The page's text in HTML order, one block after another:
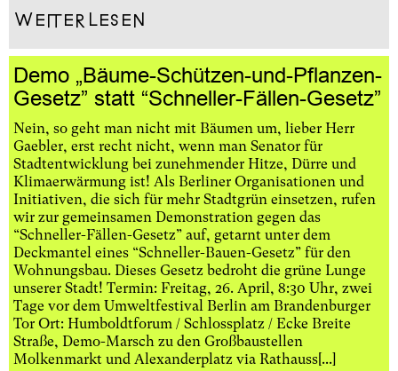
Weiterlesen
Demo „Bäume-Schützen-und-Pflanzen-
Gesetz” statt “Schneller-Fällen-Gesetz”
Nein, so geht man nicht mit Bäumen um, lieber Herr
Gaebler, erst recht nicht, wenn man Senator für
Stadtentwicklung bei zunehmender Hitze, Dürre und
Klimaerwärmung ist! Als Berliner Organisationen und
Initiativen, die sich für mehr Stadtgrün einsetzen, rufen
wir zur gemeinsamen Demonstration gegen das
“Schneller-Fällen-Gesetz” auf, getarnt unter dem
Deckmantel eines “Schneller-Bauen-Gesetz” für den
Wohnungsbau. Dieses Gesetz bedroht die grüne Lunge
unserer Stadt! Termin: Freitag, 26. April, 8:30 Uhr, zwei
Tage vor dem Umweltfestival Berlin am Brandenburger
Tor Ort: Humboldtforum / Schlossplatz / Ecke Breite
Straße, Demo-Marsch zu den Großbaustellen
Molkenmarkt und Alexanderplatz via Rathauss[...]